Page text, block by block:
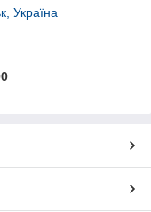
Україна